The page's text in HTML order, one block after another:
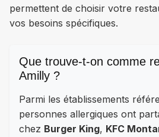
permettent de choisir votre
vos besoins spécifiques.
Que trouve-t-on comme
Amilly ?
Parmi les établissements
personnes allergiques ont
chez Burger King, KFC